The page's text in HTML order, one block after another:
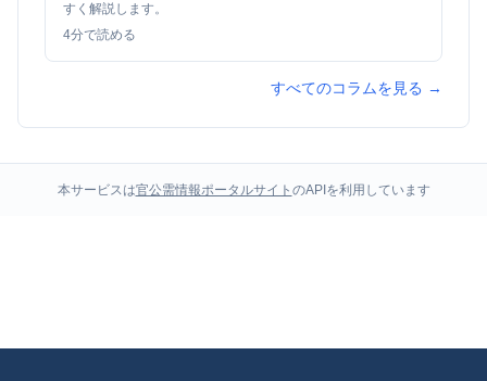
すく解説します。
4分で読める
すべてのコラムを見る →
本サービスは官公需情報ポータルサイト のAPIを利用しています